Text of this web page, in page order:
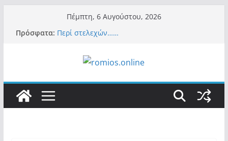
περιεχόμενο
Πέμπτη, 6 Αυγούστου, 2026
Πρόσφατα: Περί στελεχών……
είναι το Κίνημα της Μ.Καρυστιανού και όχι
το διεφθαρμένο σύστημα εξουσίας»
Κασιδιάρη – Οι ένοικοι του Μαξίμου σε
πανικό, πατριωτικό τσουνάμι σαρώνει την